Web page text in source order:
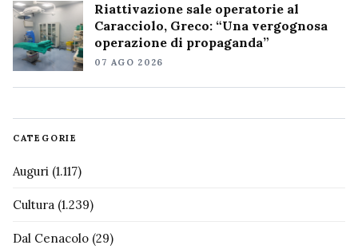
Riattivazione sale operatorie al
Caracciolo, Greco: “Una vergognosa
operazione di propaganda”
07 AGO 2026
CATEGORIE
Auguri (1.117)
Cultura (1.239)
Dal Cenacolo (29)